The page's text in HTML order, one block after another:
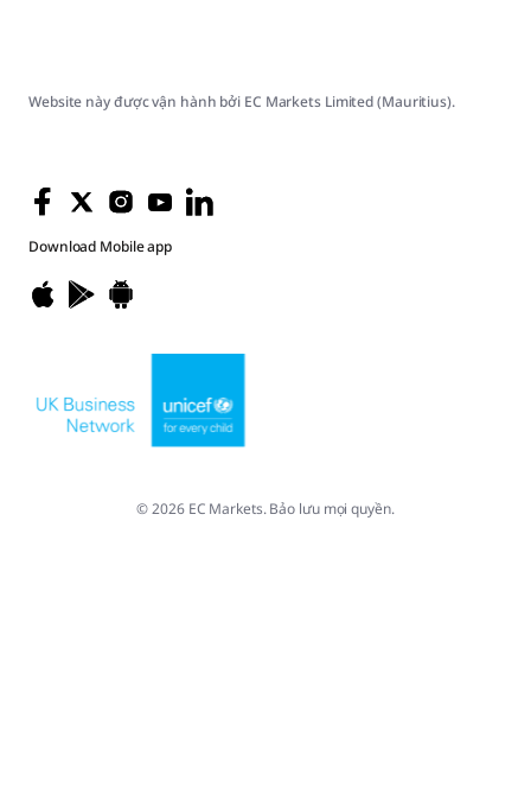
Download Mobile app
Website này được vận hành bởi EC Markets Limited (Mauritius).
© 2026 EC Markets. Bảo lưu mọi quyền.